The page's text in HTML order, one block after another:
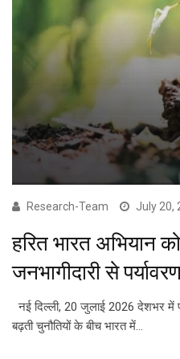
Research-Team July 20,
हरित भारत अभियान
जनभागीदारी से
नई दिल्ली, 20 जुलाई 2026 देशभर में
बढ़ती चुनौतियों के बीच भारत में…